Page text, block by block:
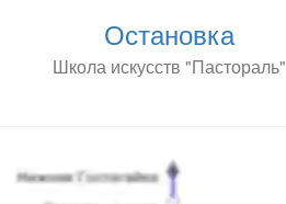
Остановка
Школа искусств "Пастораль"